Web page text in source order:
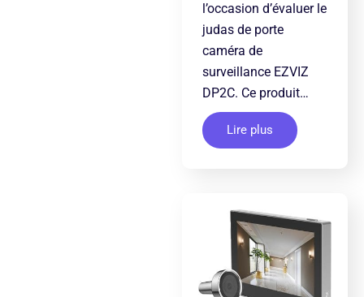
l’occasion d’évaluer le
judas de porte
caméra de
surveillance EZVIZ
DP2C. Ce produit…
Lire plus